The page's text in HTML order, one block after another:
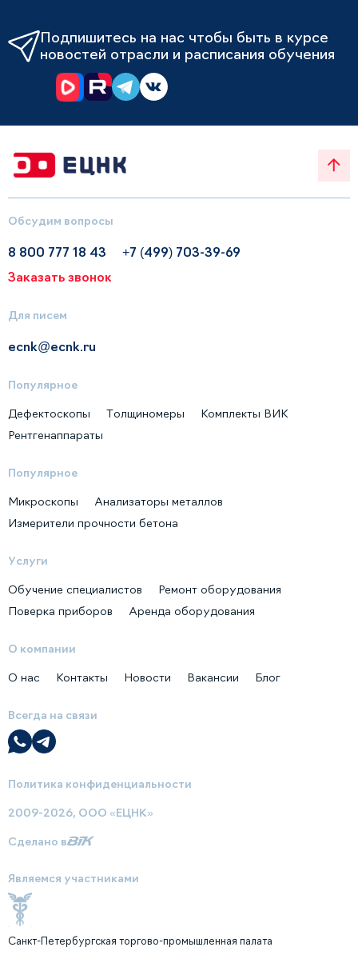
Подпишитесь на нас чтобы быть в курсе
новостей отрасли и расписания обучения
Обсудим вопросы
8 800 777 18 43
+7 (499) 703-39-69
Заказать звонок
Для писем
ecnk@ecnk.ru
Популярное
Дефектоскопы Толщиномеры
Комплекты ВИК
Рентгенаппараты
Популярное
Микроскопы
Анализаторы металлов
Измерители прочности бетона
Услуги
Обучение специалистов
Ремонт оборудования
Поверка приборов
Аренда оборудования
О компании
О нас Контакты Новости Вакансии Блог
Всегда на связи
Политика конфиденциальности
2009-2026, ООО «ЕЦНК»
Сделано в
Являемся участниками
Санкт-Петербургская торгово-промышленная палата